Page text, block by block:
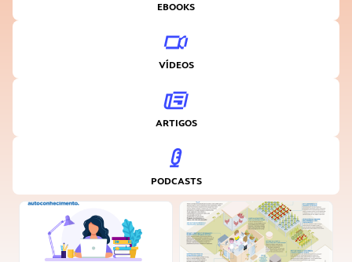
EBOOKS
VÍDEOS
ARTIGOS
PODCASTS